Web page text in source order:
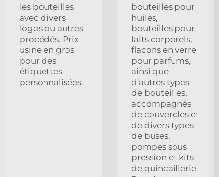
les bouteilles
avec divers
logos ou autres
procédés. Prix
usine en gros
pour des
étiquettes
personnalisées.
bouteilles pour
huiles,
bouteilles pour
laits corporels,
flacons en verre
pour parfums,
ainsi que
d'autres types
de bouteilles,
accompagnés
de couvercles et
de divers types
de buses,
pompes sous
pression et kits
de quincaillerie.